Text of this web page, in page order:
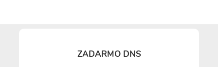
ZADARMO DNS